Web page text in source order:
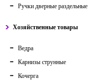
Ручки дверные раздельные
Хозяйственные товары
Ведра
Карнизы струнные
Кочерга